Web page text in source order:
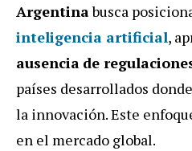
Argentinabusca
inteligencia artificial,
ausencia de
países desarrollados
la innovación. Este
en el mercado global.